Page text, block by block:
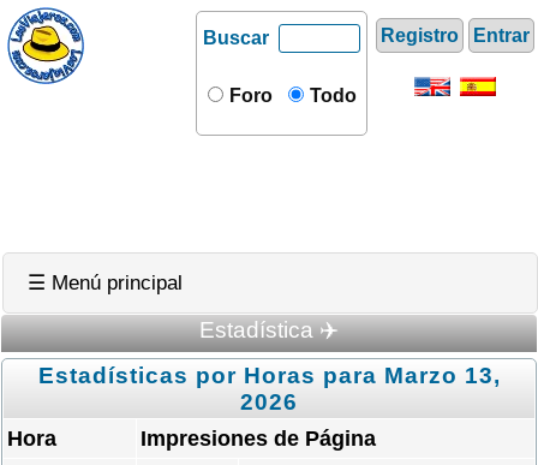
Registro Entrar
Buscar
Foro Todo
☰ Menú principal
Estadística ✈️
Estadísticas por Horas para Marzo 13,
2026
Hora
Impresiones de Página